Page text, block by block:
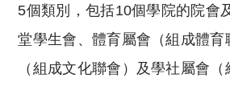
5個類別，包括10個學院的院會
堂學生會、體育屬會（組成體育
（組成文化聯會）及學社屬會（